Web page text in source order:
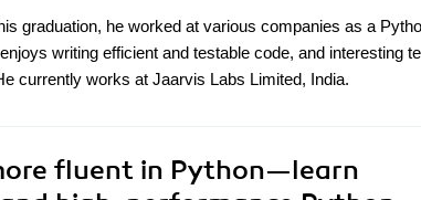
graduation, he worked at various companies as a
writing efficient and testable code, and interesting
currently works at Jaarvis Labs Limited, India.
fluent in Python—learn